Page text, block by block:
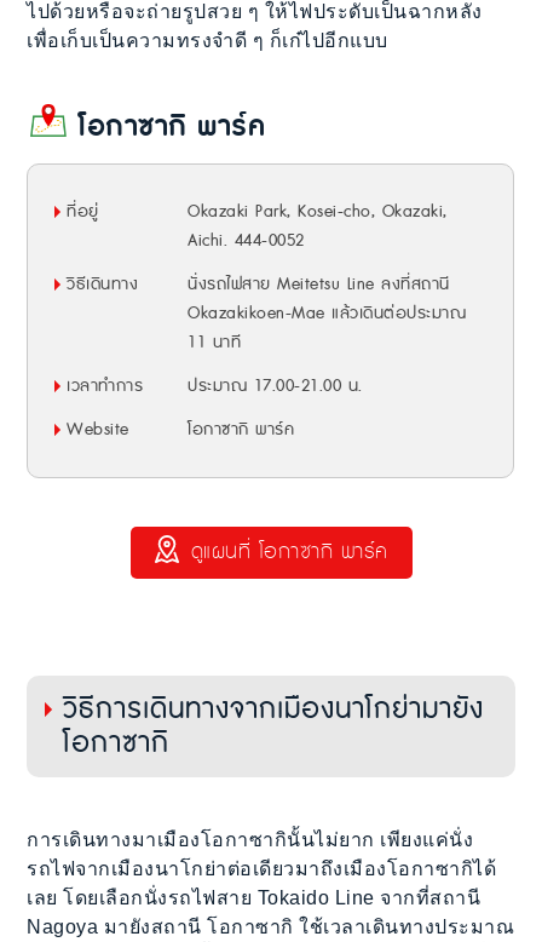
ไปด้วยหรือจะถ่ายรูปสวย ๆ ให้ไฟประดับเป็นฉากหลัง
เพื่อเก็บเป็นความทรงจำดี ๆ ก็เก๋ไปอีกแบบ
โอกาซากิ พาร์ค
ที่อยู่
Okazaki Park, Kosei-cho, Okazaki,
Aichi. 444-0052
วิธีเดินทาง
นั่งรถไฟสาย Meitetsu Line ลงที่สถานี
Okazakikoen-Mae แล้วเดินต่อประมาณ
11 นาที
เวลาทำการ
ประมาณ 17.00-21.00 น.
Website
โอกาซากิ พาร์ค
ดูแผนที่ โอกาซากิ พาร์ค
วิธีการเดินทางจากเมืองนาโกย่ามายัง
โอกาซากิ
การเดินทางมาเมืองโอกาซากินั้นไม่ยาก เพียงแค่นั่ง
รถไฟจากเมืองนาโกย่าต่อเดียวมาถึงเมืองโอกาซากิได้
เลย โดยเลือกนั่งรถไฟสาย Tokaido Line จากที่สถานี
Nagoya มายังสถานี โอกาซากิ ใช้เวลาเดินทางประมาณ